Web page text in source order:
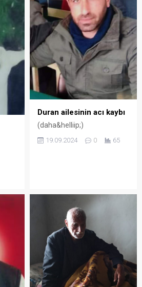
Duran ailesinin acı kaybı
(daha&helliip;)
19.09.2024 0 65